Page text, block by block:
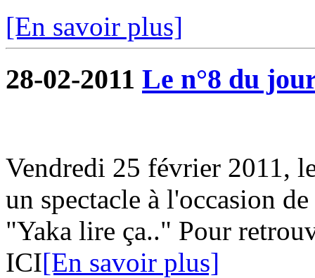
[En savoir plus]
28-02-2011 Le n°8 du
Vendredi 25 février 2011,
un spectacle à l'occasion
"Yaka lire ça.." Pour
ICI[En savoir plus]